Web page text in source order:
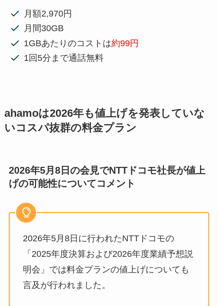
月額2,970円
月間30GB
1GBあたりのコストは約99円
1回5分まで通話無料
ahamoは2026年も値上げを発表していな
いコスパ抜群の料金プラン
2026年5月8日の会見でNTTドコモ社長が値上
げの可能性についてコメント
2026年5月8日に行われたNTTドコモの
「2025年度決算および2026年度業績予想説
明会」では料金プランの値上げについても
言及が行われました。